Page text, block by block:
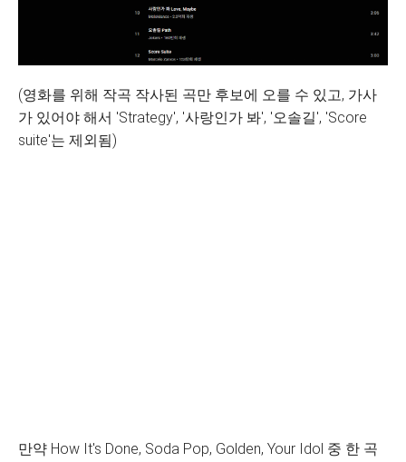
(영화를 위해 작곡 작사된 곡만 후보에 오를 수 있고, 가사
가 있어야 해서 'Strategy', '사랑인가 봐', '오솔길', 'Score
suite'는 제외됨)
만약 How It's Done, Soda Pop, Golden, Your Idol 중 한 곡